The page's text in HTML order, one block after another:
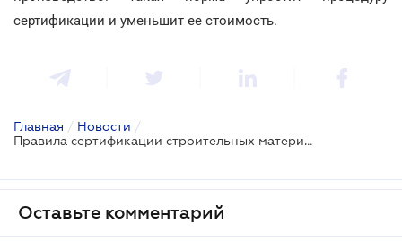
сертификации и уменьшит ее стоимость.
Главная / Новости /
Правила сертификации строительных материалов и продукции будут осовременены и упрощены
Оставьте комментарий